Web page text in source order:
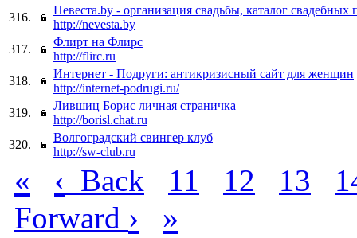
316.
Невеста.by - организация свадьбы, каталог свадебных
http://nevesta.by
317.
Флирт на Флирс
http://flirc.ru
318.
Интернет - Подруги: антикризисный сайт для женщин
http://internet-podrugi.ru/
319.
Лившиц Борис личная страничка
http://borisl.chat.ru
320.
Волгоградский свингер клуб
http://sw-club.ru
« ‹ Back 11 12 13
Forward › »